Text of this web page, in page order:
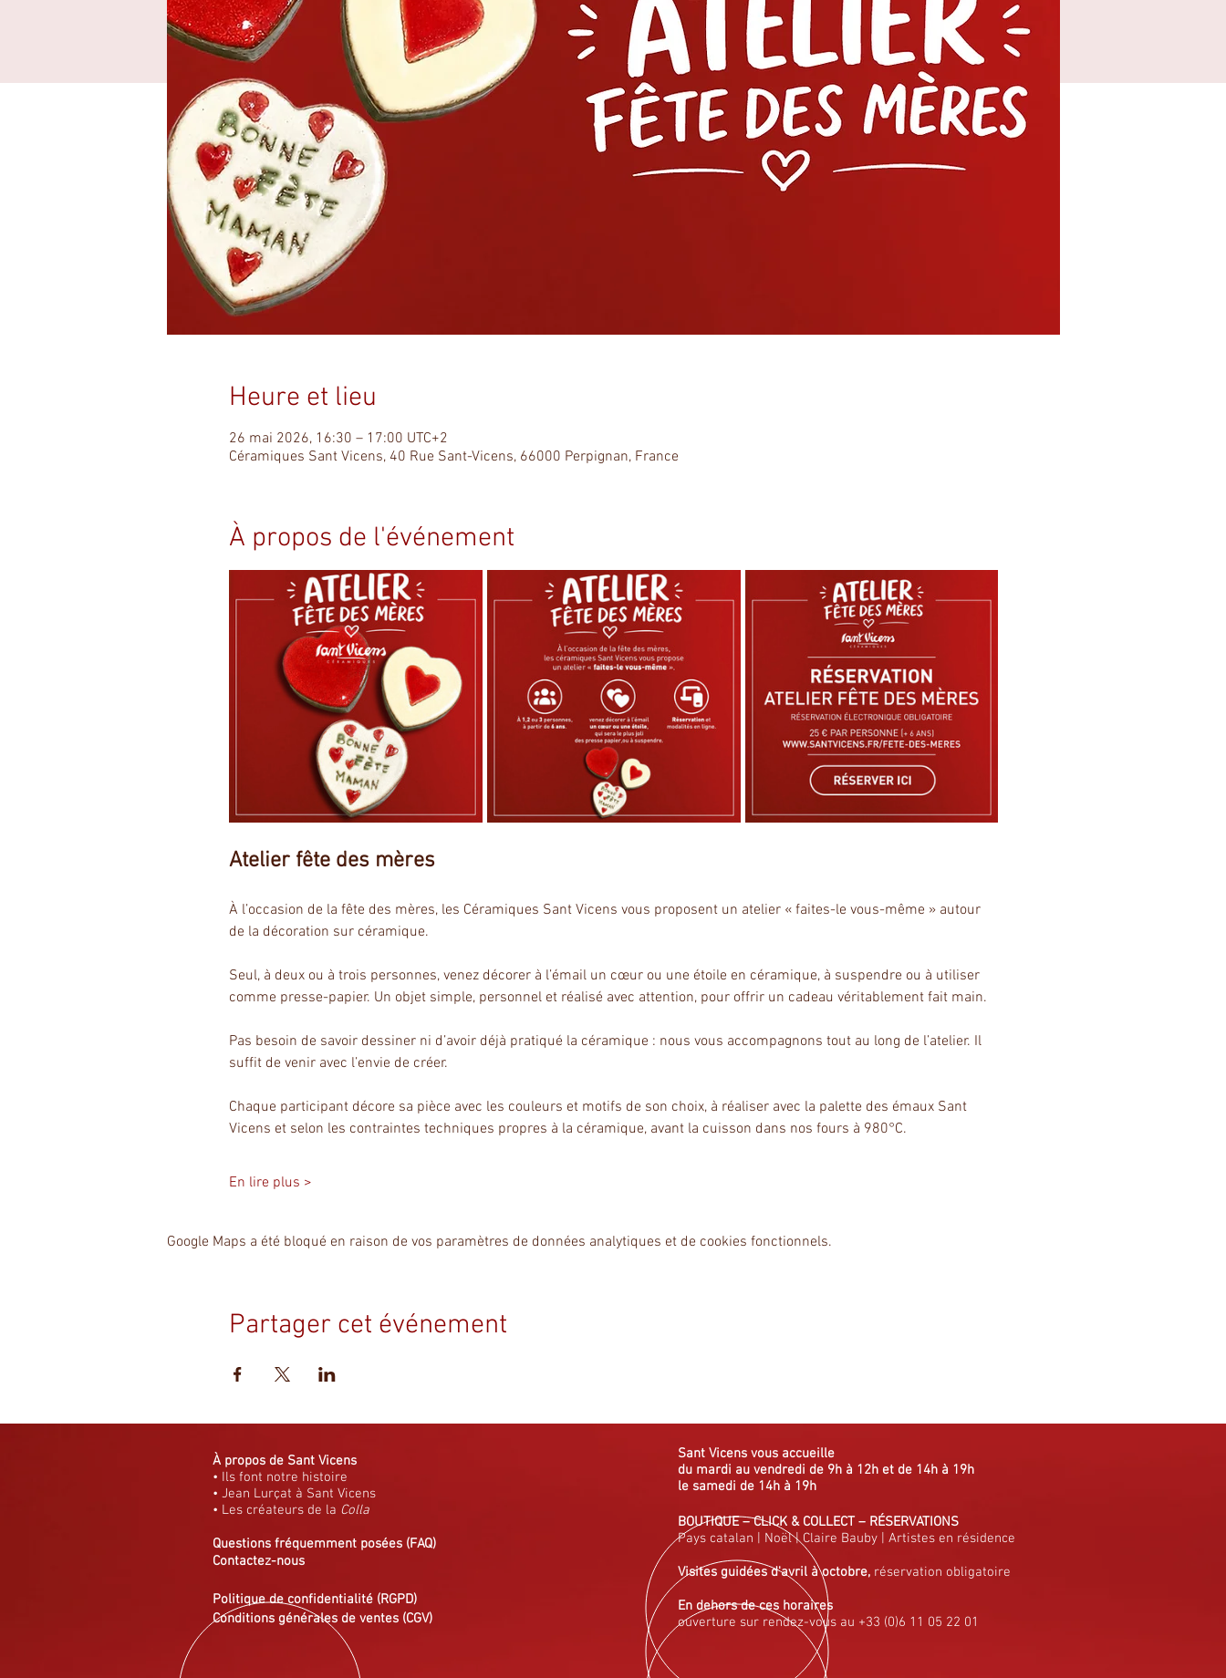
Heure et lieu
26 mai 2026, 16:30 – 17:00 UTC+2
Céramiques Sant Vicens, 40 Rue Sant-Vicens, 66000 Perpignan, France
À propos de l'événement
Atelier fête des mères
À l’occasion de la fête des mères, les Céramiques Sant Vicens vous proposent un atelier « faites-le vous-même » autour
de la décoration sur céramique.
Seul, à deux ou à trois personnes, venez décorer à l’émail un cœur ou une étoile en céramique, à suspendre ou à utiliser
comme presse-papier. Un objet simple, personnel et réalisé avec attention, pour offrir un cadeau véritablement fait main.
Pas besoin de savoir dessiner ni d’avoir déjà pratiqué la céramique : nous vous accompagnons tout au long de l’atelier. Il
suffit de venir avec l’envie de créer.
Chaque participant décore sa pièce avec les couleurs et motifs de son choix, à réaliser avec la palette des émaux Sant
Vicens et selon les contraintes techniques propres à la céramique, avant la cuisson dans nos fours à 980°C.
En lire plus >
Google Maps a été bloqué en raison de vos paramètres de données analytiques et de cookies fonctionnels.
Partager cet événement
À propos de Sant Vicens
• Ils font notre histoire
• Jean Lurçat à Sant Vicens
• Les créateurs de la Colla
Questions fréquemment posées (FAQ)
Contactez-nous
Politique de confidentialité (RGPD)
Conditions générales de ventes (CGV)
Sant Vicens vous accueille
du mardi au vendredi de 9h à 12h et de 14h à 19h
le samedi de 14h à 19h
BOUTIQUE–CLICK & COLLECT– RÉSERVATIONS
Pays catalan
Noël|Claire Bauby Artistes en résidence
Visites guidéesd'avril à octobre, réservation obligatoire
En dehors de ces horaires
ouverture sur rendez-vous au +33 (0)6 11 05 22 01